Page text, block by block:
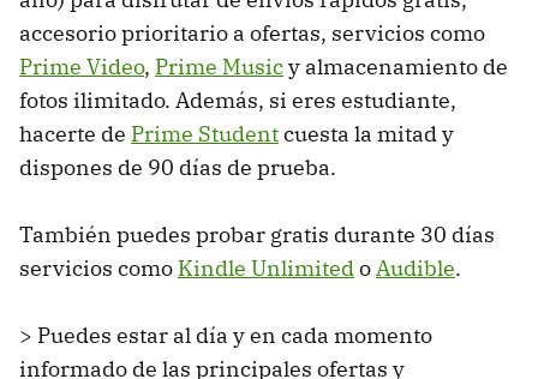
accesorio prioritario a ofertas, servicios como
Prime Video, Prime Musicy almacenamiento de
fotos ilimitado. Además, si eres estudiante,
hacerte de Prime Studentcuesta la mitad y
dispones de 90 días de prueba.
También puedes probar gratis durante 30 días
servicios como Kindle UnlimitedoAudible.
> Puedes estar al día y en cada momento
informado de las principales ofertas y